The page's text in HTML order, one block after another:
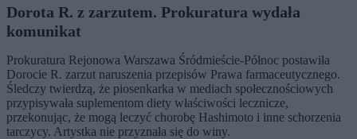
Dorota R. z zarzutem. Prokuratura wydała
komunikat
Prokuratura Rejonowa Warszawa Śródmieście-Północ postawiła
Dorocie R. zarzut naruszenia przepisów Prawa farmaceutycznego.
Śledczy twierdzą, że piosenkarka w mediach społecznościowych
przypisywała suplementom diety właściwości lecznicze,
przekonując, że mogą leczyć chorobę Hashimoto i inne schorzenia
tarczycy. Artystka nie przyznała się do winy.